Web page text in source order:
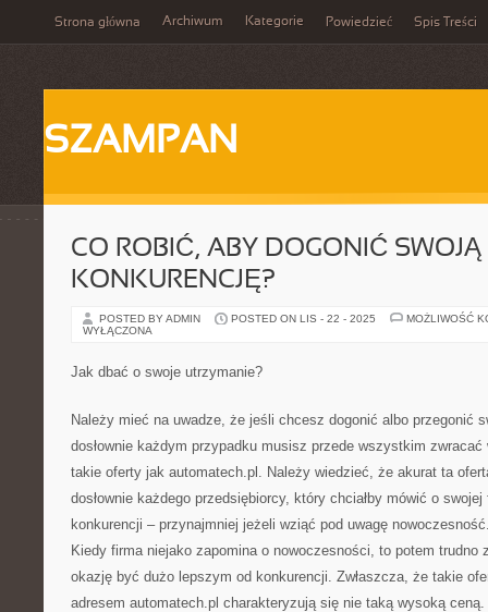
Strona główna Archiwum Kategorie Powiedzieć Spis Treści
SZAMPAN
CO ROBIĆ, ABY DOGONIĆ SWOJĄ
KONKURENCJĘ?
POSTED BY ADMIN POSTED ON LIS - 22 - 2025
MOŻLIWOŚĆ
WYŁĄCZONA
Jak dbać o swoje utrzymanie?
Należy mieć na uwadze, że jeśli chcesz dogonić albo przegonić
dosłownie każdym przypadku musisz przede wszystkim
takie oferty jak automatech.pl. Należy wiedzieć, że akurat ta
dosłownie każdego przedsiębiorcy, który chciałby mówić o
konkurencji – przynajmniej jeżeli wziąć pod uwagę
Kiedy firma niejako zapomina o nowoczesności, to potem trudno
okazję być dużo lepszym od konkurencji. Zwłaszcza, że takie
adresem automatech.pl charakteryzują się nie taką wysoką